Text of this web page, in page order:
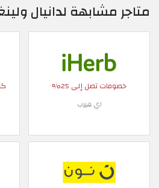
متاجر مشابهة لدانيال
خصومات تصل إلى 25%
اي هيرب